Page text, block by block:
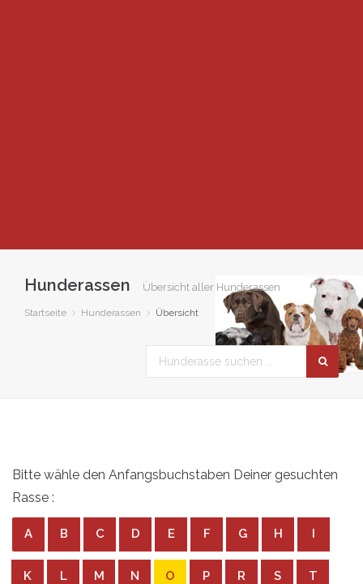
Hunderassen Übersicht aller Hunderassen
Startseite Hunderassen Übersicht
Bitte wähle den Anfangsbuchstaben Deiner gesuchten
Rasse :
A B C D E F G H I
K L M N O P R S T